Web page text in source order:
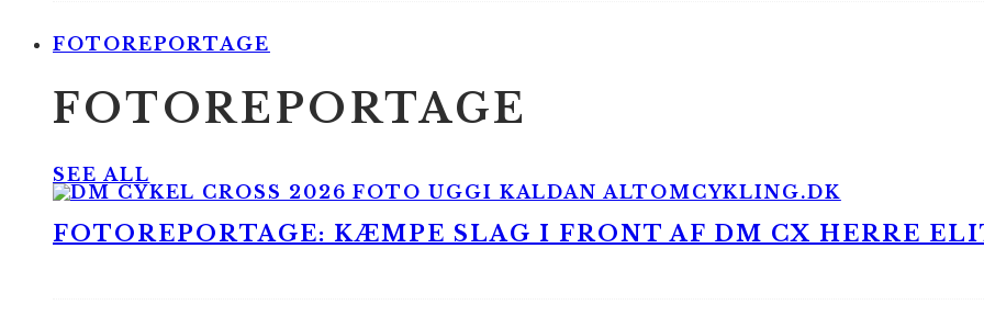
FOTOREPORTAGE
FOTOREPORTAGE
SEE ALL
FOTOREPORTAGE: KÆMPE SLAG I FRONT AF DM CX HERRE